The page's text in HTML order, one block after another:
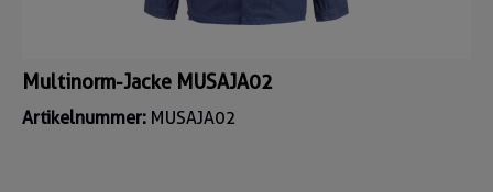
Multinorm-Jacke MUSAJA02
Artikelnummer: MUSAJA02